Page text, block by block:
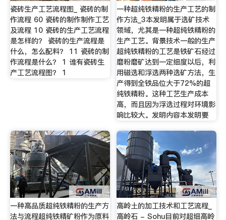
瓷砖生产工艺流程图_ 瓷砖的制
作流程 60 瓷砖的制作制作工艺
及流程 10 瓷砖的生产工艺流程
是怎样的？ 瓷砖的生产流程是
什么，怎么配料？ 11 瓷砖的制
作流程是什么？ 1 谁有瓷砖生
产工艺流程图？ 1
一种超纯铁精粉的生产工艺的制
作方法_3本发明属于选矿技术
领域，尤其是一种超纯铁精粉的
生产工艺。背景技术一般的生产
超纯铁精粉的工艺是铁矿石经过
磨粉磨矿达到一定细度以后，利
用磁选和浮选两种选矿方法，生
产得到全铁品位大于72%的超
纯铁精粉。这种工艺生产成本
高，而且因为浮选过程对环境影
响比较大。发明内容本发明要
一种高品质超纯铁精粉的生产方
法与流程超纯铁精矿粉作为原料
高岭土的加工技术和工艺流程_
高岭石 - Sohu目前对超细高岭